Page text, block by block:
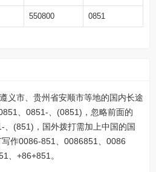
550800 0851
义市、贵州省安顺市等地的国内长途
、0851-、(0851)，忽略前面的
(851)，国外拨打需加上中国的国
作0086-851、0086851、0086
、+86+851。